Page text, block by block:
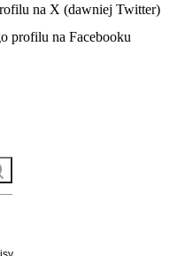
na X (dawniej Twitter)
karcie
profilu na Facebooku